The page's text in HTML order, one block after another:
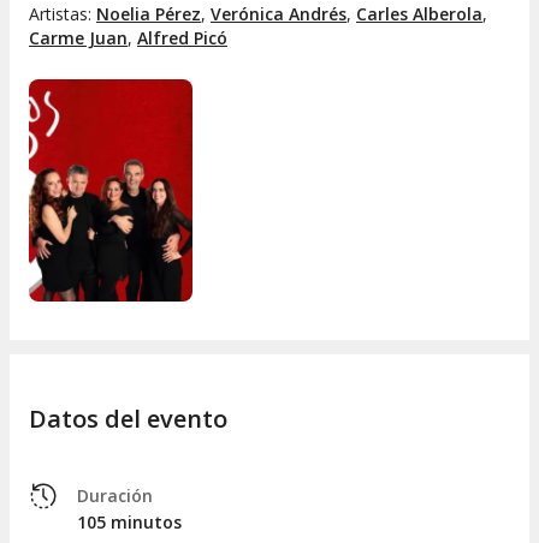
Artistas: Noelia Pérez, Verónica Andrés, Carles Alberola,
Carme Juan, Alfred Picó
Datos del evento
Duración
105 minutos